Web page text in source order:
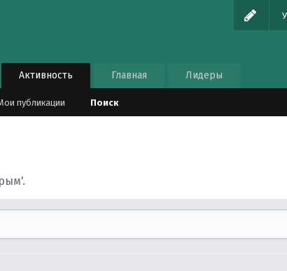
Активность
публикации Поиск
Главная Лидеры